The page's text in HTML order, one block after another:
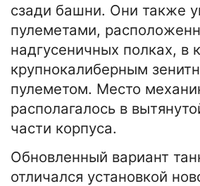
сзади башни. Они также
пулеметами,
надгусеничных полках, в
крупнокалиберным
пулеметом. Место
располагалось в
части корпуса.
Обновленный вариант
отличался установкой